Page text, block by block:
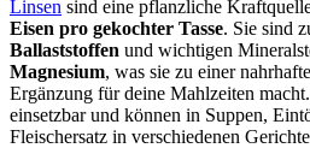
Linsen sind eine pflanzliche
Eisen pro gekochter Tasse. Sie sind
Ballaststoffen und wichtigen
Magnesium, was sie zu einer
Ergänzung für deine Mahlzeiten
einsetzbar und können in Suppen,
Fleischersatz in verschiedenen